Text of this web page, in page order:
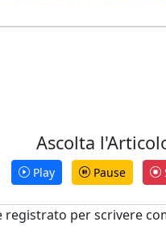
Ascolta
Play Pause
registrato per scrivere